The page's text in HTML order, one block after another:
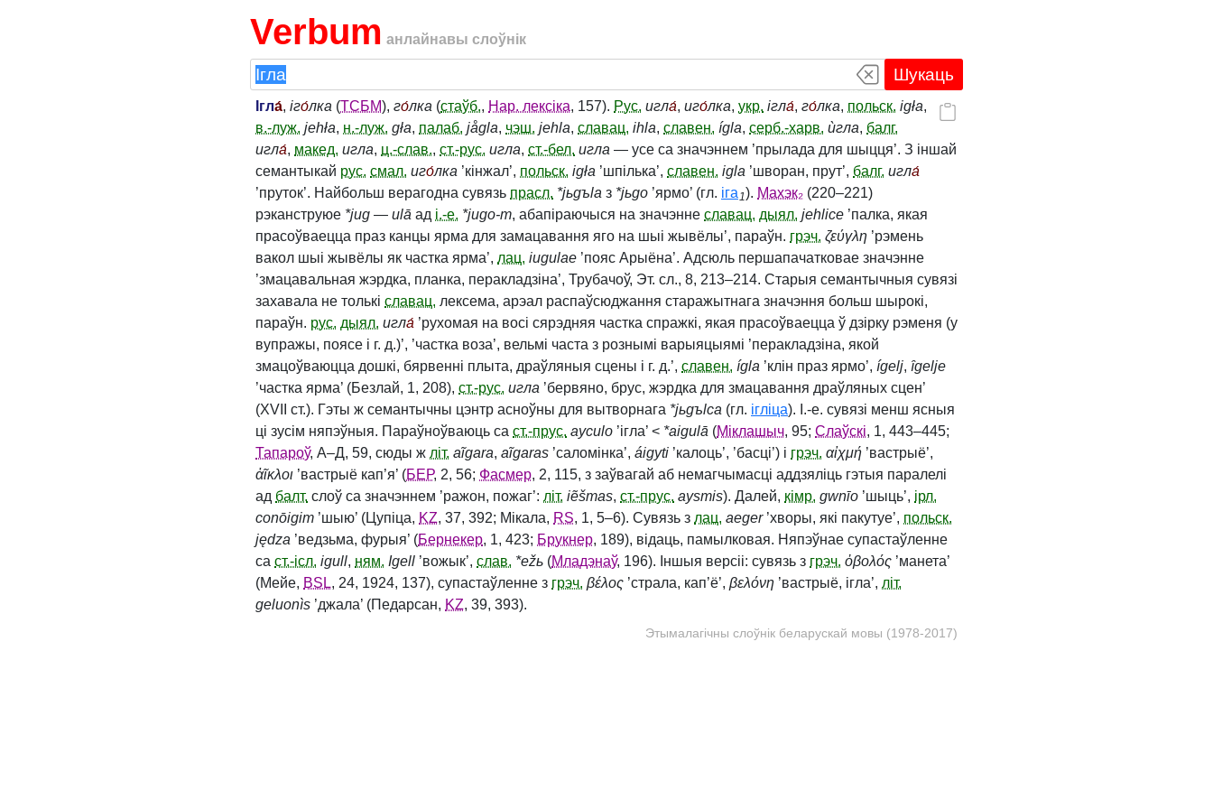
Verbum анлайнавы слоўнік
Шукаць
Ігла́, іго́лка (ТСБМ), го́лка (стаўб., Нар. лексіка, 157). Рус. игла́, иго́лка, укр. ігла́, го́лка, польск. igła,
в.-луж. jehła, н.-луж. gła, палаб. jågla, чэш. jehla, славац. ihla, славен. ígla, серб.-харв. ѝгла, балг.
игла́, макед. игла, ц.-слав., ст.-рус. игла, ст.-бел. игла — усе са значэннем ’прылада для шыцця’. З іншай
семантыкай рус. смал. иго́лка ’кінжал’, польск. igła ’шпілька’, славен. igla ’шворан, прут’, балг. игла́
’пруток’. Найбольш верагодна сувязь прасл. *jьgъla з *jьgo ’ярмо’ (гл. іга1). Махэк₂ (220–221)
рэканструюе *jug — ulā ад і.-е. *jugo‑m, абапіраючыся на значэнне славац. дыял. jehlice ’палка, якая
прасоўваецца праз канцы ярма для замацавання яго на шыі жывёлы’, параўн. грэч. ζεύγλη ’рэмень
вакол шыі жывёлы як частка ярма’, лац. iugulae ’пояс Арыёна’. Адсюль першапачатковае значэнне
’змацавальная жэрдка, планка, перакладзіна’, Трубачоў, Эт. сл., 8, 213–214. Старыя семантычныя сувязі
захавала не толькі славац. лексема, арэал распаўсюджання старажытнага значэння больш шырокі,
параўн. рус. дыял. игла́ ’рухомая на восі сярэдняя частка спражкі, якая прасоўваецца ў дзірку рэменя (у
вупражы, поясе і г. д.)’, ’частка воза’, вельмі часта з рознымі варыяцыямі ’перакладзіна, якой
змацоўваюцца дошкі, бярвенні плыта, драўляныя сцены і г. д.’, славен. ígla ’клін праз ярмо’, ígelj, ȋgelje
’частка ярма’ (Безлай, 1, 208), ст.-рус. игла ’бервяно, брус, жэрдка для змацавання драўляных сцен’
(XVII ст.). Гэты ж семантычны цэнтр асноўны для вытворнага *jьgъlca (гл. ігліца). І.‑е. сувязі менш ясныя
ці зусім няпэўныя. Параўноўваюць са ст.-прус. ayculo ’ігла’ < *aigulā (Міклашыч, 95; Слаўскі, 1, 443–445;
Тапароў, А–Д, 59, сюды ж літ. aĩgara, aĩgaras ’саломінка’, áigyti ’калоць’, ’басці’) і грэч. αἰχμή ’вастрыё’,
ἀῖκλοι ’вастрыё кап’я’ (БЕР, 2, 56; Фасмер, 2, 115, з заўвагай аб немагчымасці аддзяліць гэтыя паралелі
ад балт. слоў са значэннем ’ражон, пожаг’: літ. iẽšmas, ст.-прус. aysmis). Далей, кімр. gwnīo ’шыць’, ірл.
conōigim ’шыю’ (Цупіца, KZ, 37, 392; Мікала, RS, 1, 5–6). Сувязь з лац. aeger’хворы, які пакутуе’, польск.
jędza ’ведзьма, фурыя’ (Бернекер, 1, 423; Брукнер, 189), відаць, памылковая. Няпэўнае супастаўленне
са ст.-ісл. igull, ням. Igell ’вожык’, слав. *ežь (Младэнаў, 196). Іншыя версіі: сувязь з грэч. ὀβολός ’манета’
(Мейе, BSL, 24, 1924, 137), супастаўленне з грэч. βέλος ’страла, кап’ё’, βελόνη ’вастрыё, ігла’, літ.
geluonìs ’джала’ (Педарсан, KZ, 39, 393).
Этымалагічны слоўнік беларускай мовы (1978-2017)